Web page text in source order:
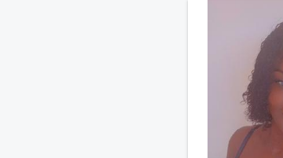
ex...si vous
recherche
répondrai...